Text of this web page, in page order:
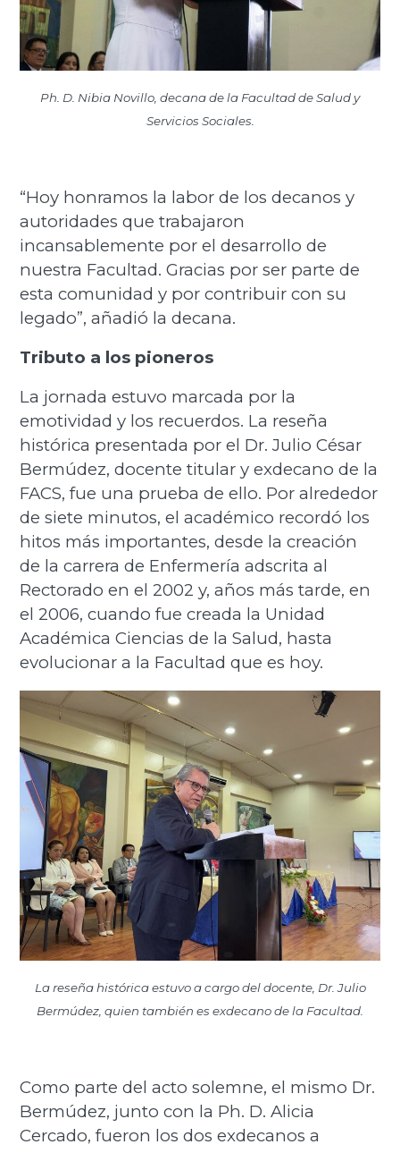
Ph. D. Nibia Novillo, decana de la Facultad de Salud y
Servicios Sociales.
“Hoy honramos la labor de los decanos y
autoridades que trabajaron
incansablemente por el desarrollo de
nuestra Facultad. Gracias por ser parte de
esta comunidad y por contribuir con su
legado”, añadió la decana.
Tributo a los pioneros
La jornada estuvo marcada por la
emotividad y los recuerdos. La reseña
histórica presentada por el Dr. Julio César
Bermúdez, docente titular y exdecano de la
FACS, fue una prueba de ello. Por alrededor
de siete minutos, el académico recordó los
hitos más importantes, desde la creación
de la carrera de Enfermería adscrita al
Rectorado en el 2002 y, años más tarde, en
el 2006, cuando fue creada la Unidad
Académica Ciencias de la Salud, hasta
evolucionar a la Facultad que es hoy.
La reseña histórica estuvo a cargo del docente, Dr. Julio
Bermúdez, quien también es exdecano de la Facultad.
Como parte del acto solemne, el mismo Dr.
Bermúdez, junto con la Ph. D. Alicia
Cercado, fueron los dos exdecanos a